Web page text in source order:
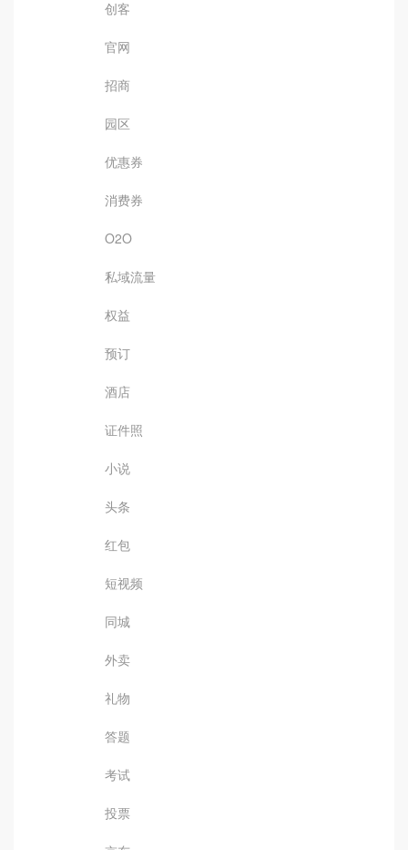
创客
官网
招商
园区
优惠券
消费券
O2O
私域流量
权益
预订
酒店
证件照
小说
头条
红包
短视频
同城
外卖
礼物
答题
考试
投票